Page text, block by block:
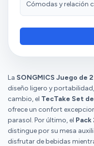
Cómodas y relación
La SONGMICS Juego de
diseño ligero y
cambio, el TecTake Set
ofrece un confort
parasol. Por último, el Pack
distingue por su mesa
disfrutar de bebidas